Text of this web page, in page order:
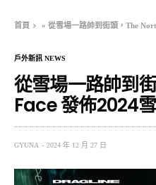
首頁 »從雪場一路帥到街頭，The
戶外新訊 NEWS
從雪場一路帥到
Face 發佈2024
GYUNA 2024 年 12 月 27 日